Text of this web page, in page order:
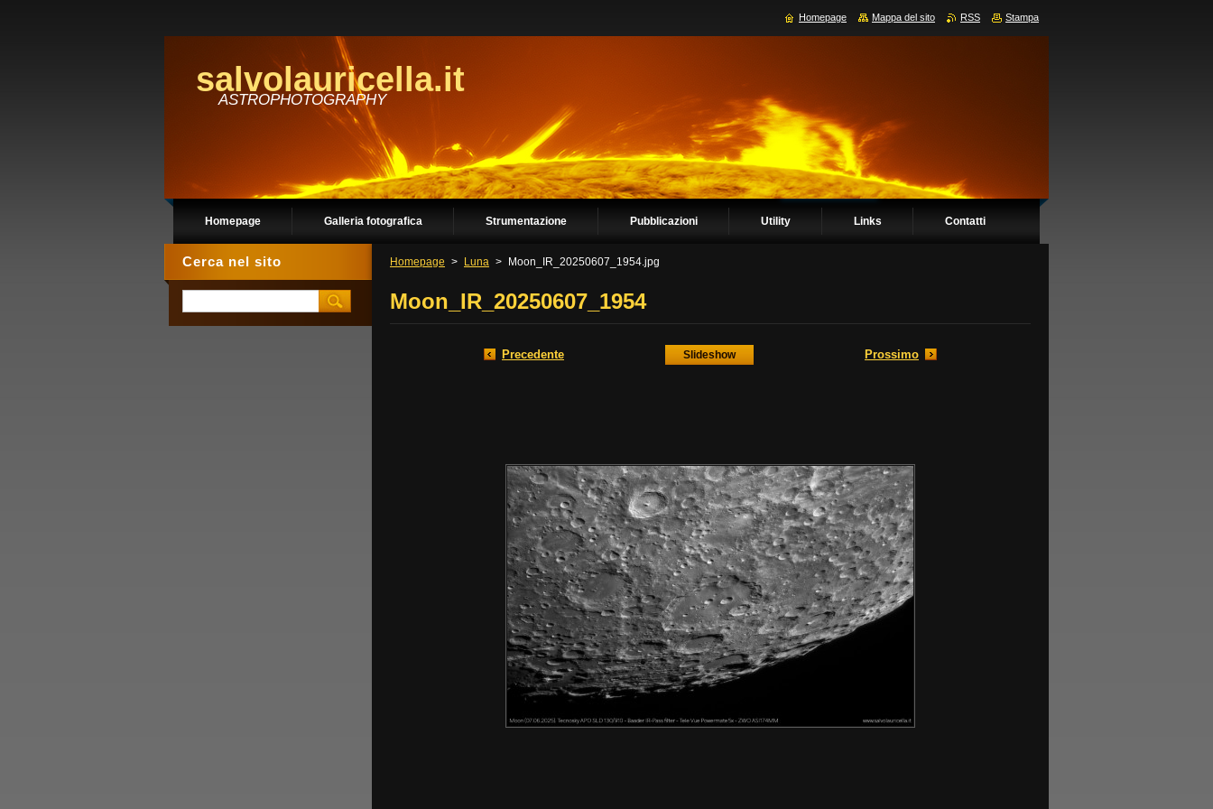
salvolauricella.it
ASTROPHOTOGRAPHY
Homepage Galleria fotografica Strumentazione Pubblicazioni Utility Links Contatti
Homepage > Luna > Moon_IR_20250607_1954.jpg
Moon_IR_20250607_1954
Precedente Slideshow Prossimo
Cerca nel sito
Homepage Mappa del sito RSS Stampa